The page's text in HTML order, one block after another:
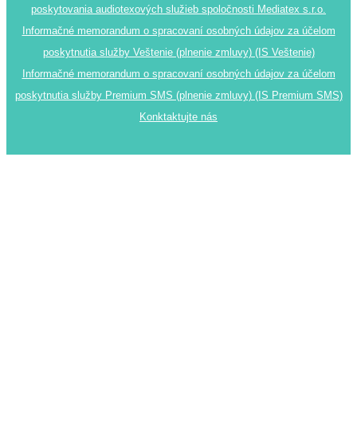
poskytovania audiotexových služieb spoločnosti Mediatex s.r.o.
Informačné memorandum o spracovaní osobných údajov za účelom
poskytnutia služby Veštenie (plnenie zmluvy) (IS Veštenie)
Informačné memorandum o spracovaní osobných údajov za účelom
poskytnutia služby Premium SMS (plnenie zmluvy) (IS Premium SMS)
Konktaktujte nás